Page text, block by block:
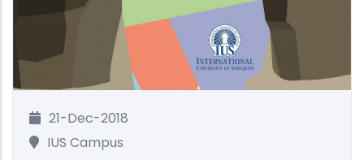
21-Dec-2018
IUS Campus